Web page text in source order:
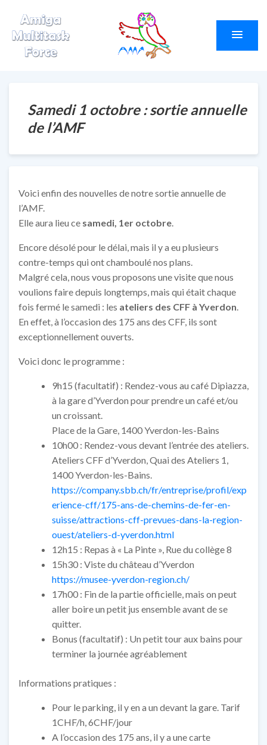
Force
Samedi 1 octobre : sortie annuelle
de l’AMF
Voici enfin des nouvelles de notre sortie annuelle de
l’AMF.
Elle aura lieu ce samedi, 1er octobre.
Encore désolé pour le délai, mais il y a eu plusieurs
contre-temps qui ont chamboulé nos plans.
Malgré cela, nous vous proposons une visite que nous
voulions faire depuis longtemps, mais qui était chaque
fois fermé le samedi : les ateliers des CFF à Yverdon.
En effet, à l’occasion des 175 ans des CFF, ils sont
exceptionnellement ouverts.
Voici donc le programme :
9h15 (facultatif) : Rendez-vous au café Dipiazza,
à la gare d’Yverdon pour prendre un café et/ou
un croissant.
Place de la Gare, 1400 Yverdon-les-Bains
10h00 : Rendez-vous devant l’entrée des ateliers.
Ateliers CFF d’Yverdon, Quai des Ateliers 1,
1400 Yverdon-les-Bains.
https://company.sbb.ch/fr/entreprise/profil/exp
erience-cff/175-ans-de-chemins-de-fer-en-
suisse/attractions-cff-prevues-dans-la-region-
ouest/ateliers-d-yverdon.html
12h15 : Repas à « La Pinte », Rue du collège 8
15h30 : Viste du château d’Yverdon
https://musee-yverdon-region.ch/
17h00 : Fin de la partie officielle, mais on peut
aller boire un petit jus ensemble avant de se
quitter.
Bonus (facultatif) : Un petit tour aux bains pour
terminer la journée agréablement
Informations pratiques :
Pour le parking, il y en a un devant la gare. Tarif
1CHF/h, 6CHF/jour
A l’occasion des 175 ans, il y a une carte